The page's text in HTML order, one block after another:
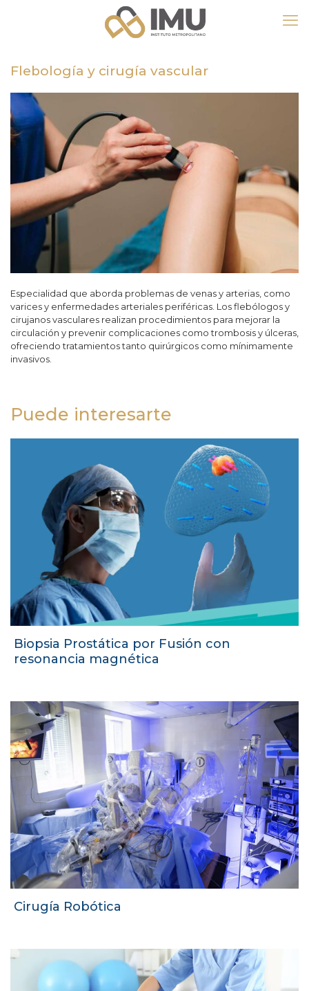
Flebología y cirugía vascular
Especialidad que aborda problemas de venas y arterias, como
varices y enfermedades arteriales periféricas. Los flebólogos y
cirujanos vasculares realizan procedimientos para mejorar la
circulación y prevenir complicaciones como trombosis y úlceras,
ofreciendo tratamientos tanto quirúrgicos como mínimamente
invasivos.
Puede interesarte
Biopsia Prostática por Fusión con
resonancia magnética
Cirugía Robótica